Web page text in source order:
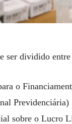
ser dividido
o
Previdenciária)
sobre o Lucro